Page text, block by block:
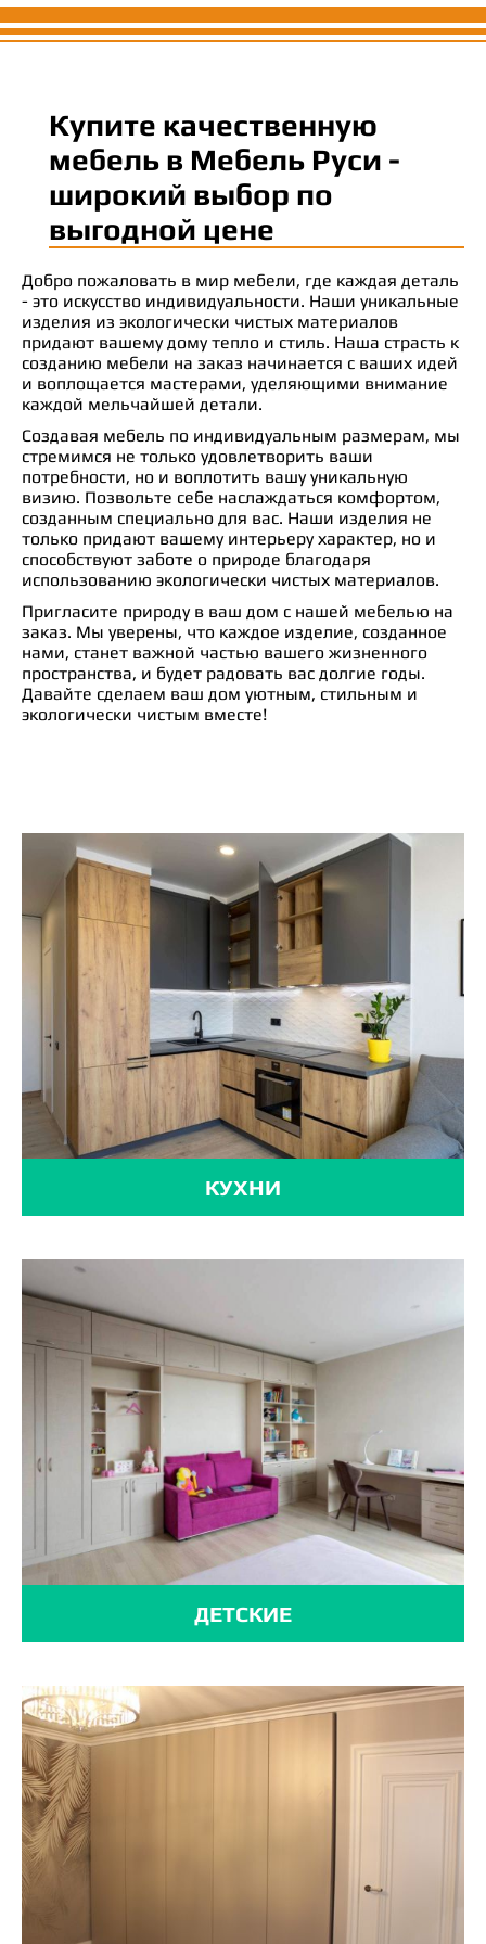
Купите качественную
мебель в Мебель Руси -
широкий выбор по
выгодной цене
Добро пожаловать в мир мебели, где каждая деталь
- это искусство индивидуальности. Наши уникальные
изделия из экологически чистых материалов
придают вашему дому тепло и стиль. Наша страсть к
созданию мебели на заказ начинается с ваших идей
и воплощается мастерами, уделяющими внимание
каждой мельчайшей детали.
Создавая мебель по индивидуальным размерам, мы
стремимся не только удовлетворить ваши
потребности, но и воплотить вашу уникальную
визию. Позвольте себе наслаждаться комфортом,
созданным специально для вас. Наши изделия не
только придают вашему интерьеру характер, но и
способствуют заботе о природе благодаря
использованию экологически чистых материалов.
Пригласите природу в ваш дом с нашей мебелью на
заказ. Мы уверены, что каждое изделие, созданное
нами, станет важной частью вашего жизненного
пространства, и будет радовать вас долгие годы.
Давайте сделаем ваш дом уютным, стильным и
экологически чистым вместе!
КУХНИ
ДЕТСКИЕ